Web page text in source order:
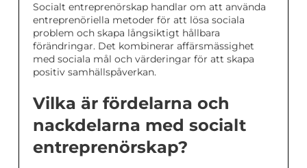
Socialt entreprenörskap handlar om att använda
entreprenöriella metoder för att lösa sociala
problem och skapa långsiktigt hållbara
förändringar. Det kombinerar affärsmässighet
med sociala mål och värderingar för att skapa
positiv samhällspåverkan.
Vilka är fördelarna och
nackdelarna med socialt
entreprenörskap?